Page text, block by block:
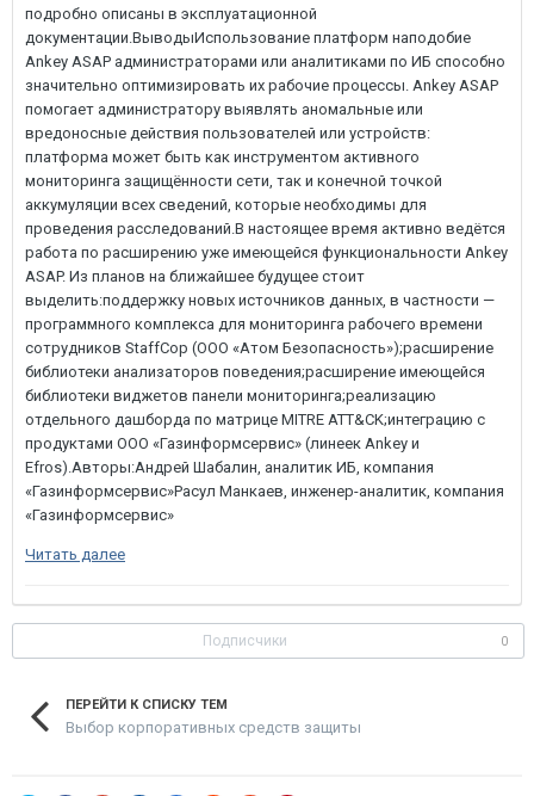
Читать далее
Подписчики 0
ПЕРЕЙТИ К СПИСКУ ТЕМ
Выбор корпоративных средств защиты